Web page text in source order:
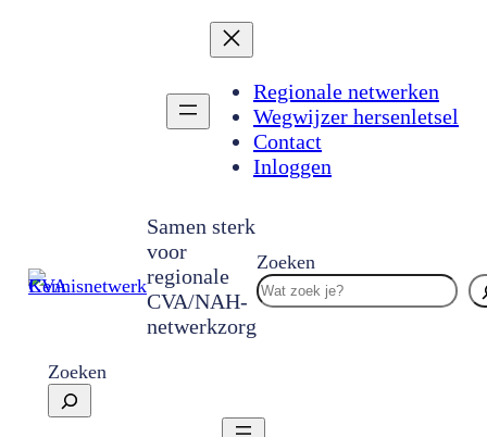
Regionale netwerken
Wegwijzer hersenletsel
Contact
Inloggen
Samen sterk
voor
regionale
CVA/NAH-
netwerkzorg
Zoeken
Zoeken